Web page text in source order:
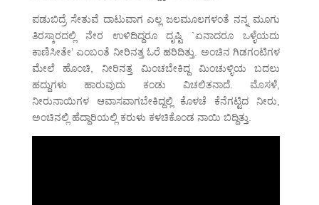
ಪಡುಬಿದ್ರೆ ಸೇತುವೆ ದಾಟುವಾಗ ಎಲ್ಲ ಜಲಮೂಲಗಳಂತೆ ನನ್ನ ಮೂಗು
ತಿರಸ್ಕಾರದಲ್ಲಿ ನೇರ ಉಳಿದಿದ್ದರೂ ದೃಷ್ಟಿ `ಏನಾದರೂ ಒಳ್ಳೆಯದು
ಕಾಣಿಸೀತೇ’ ಎಂಬಂತೆ ನೀರಿನತ್ತ ಓರೆ ಹರಿದಿತ್ತು. ಅಂಚಿನ ಗಿಡಗಂಟಿಗಳ
ಮೇಲೆ ಹೊಂಚಿ, ನೀರಿನತ್ತ ಮಿಂಚಬೇಕಿದ್ದ ಮಿಂಚುಳ್ಳಿಯ ಬದಲು
ಹದ್ದುಗಳು ಹಾರುವುದು ಕಂಡು ವಿಚಲಿತನಾದೆ. ಮೊಸಳೆ,
ನೀರುನಾಯಿಗಳ ಆವಾಸವಾಗಬೇಕಿದ್ದಲ್ಲಿ ಕೊಳಚೆ ಕೆನೆಗಟ್ಟಿದ ನೀರು,
ಅಂಚಿನಲ್ಲಿ ಹೆದ್ದಾರಿಯಲ್ಲಿ ಕರುಳು ಕಳಚಿಕೊಂಡ ನಾಯಿ ಬಿದ್ದಿತ್ತು.